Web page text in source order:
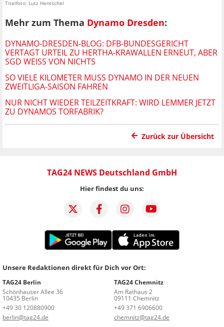
Titelfoto: Lutz Hentschel
Mehr zum Thema Dynamo Dresden:
DYNAMO-DRESDEN-BLOG: DFB-BUNDESGERICHT
VERTAGT URTEIL ZU HERTHA-KRAWALLEN ERNEUT, ABER
SGD WEISS VON NICHTS
SO VIELE KILOMETER MUSS DYNAMO IN DER NEUEN
ZWEITLIGA-SAISON FAHREN
NUR NICHT WIEDER TEILZEITKRAFT: WIRD LEMMER JETZT
ZU DYNAMOS TORFABRIK?
Zurück zur Übersicht
TAG24 NEWS Deutschland GmbH
Hier findest du uns:
Unsere Redaktionen direkt für Dich vor Ort:
TAG24 Berlin
Schönhauser Allee 36
10435 Berlin
+49 30 120880900
berlin@tag24.de
TAG24 Chemnitz
Am Rathaus 2
09111 Chemnitz
+49 371 6906600
chemnitz@tag24.de